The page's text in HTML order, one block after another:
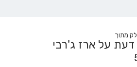
דעת על ארז ג'רבי